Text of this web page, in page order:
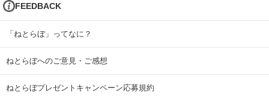
FEEDBACK
「ねとらぼ」ってなに？
ねとらぼへのご意見・ご感想
ねとらぼプレゼントキャンペーン応募規約